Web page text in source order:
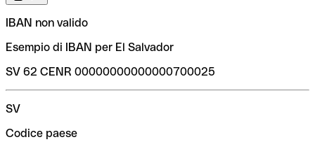
IBAN non valido
Esempio di IBAN per El Salvador
SV 62 CENR 00000000000000700025
SV
Codice paese